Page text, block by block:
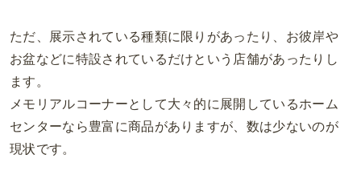
ただ、展示されている種類に限りがあったり、お彼岸や
お盆などに特設されているだけという店舗があったりし
ます。
メモリアルコーナーとして大々的に展開しているホーム
センターなら豊富に商品がありますが、数は少ないのが
現状です。